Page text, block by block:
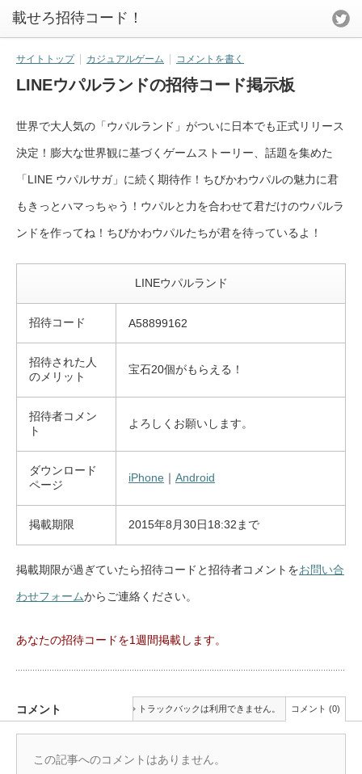
載せろ招待コード！
サイトトップ カジュアルゲーム コメントを書く
LINEウパルランドの招待コード掲示板
世界で大人気の「ウパルランド」がついに日本でも正式リリース
決定！膨大な世界観に基づくゲームストーリー、話題を集めた
「LINE ウパルサガ」に続く期待作！ちびかわウパルの魅力に君
もきっとハマっちゃう！ウパルと力を合わせて君だけのウパルラ
ンドを作ってね！ちびかわウパルたちが君を待っているよ！
LINEウパルランド
招待コード A58899162
招待された人
のメリット
宝石20個がもらえる！
招待者コメン
ト
よろしくお願いします。
ダウンロード
ページ
iPhone ｜ Android
掲載期限 2015年8月30日18:32まで
掲載期限が過ぎていたら招待コードと招待者コメントをお問い合
わせフォームからご連絡ください。
あなたの招待コードを1週間掲載します。
コメント トラックバックは利用できません。 コメント (0)
この記事へのコメントはありません。